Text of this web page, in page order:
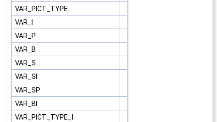
VAR_PICT_TYPE
VAR_I
VAR_P
VAR_B
VAR_S
VAR_SI
VAR_SP
VAR_BI
VAR_PICT_TYPE_I